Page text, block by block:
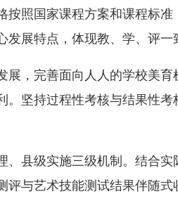
照国家课程方案和课程标准
展特点，体现教、学、评一
完善面向人人的学校美育
坚持过程性考核与结果性
县级实施三级机制。结合实
与艺术技能测试结果伴随式